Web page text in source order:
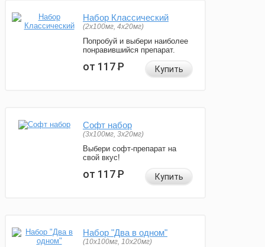
Набор Классический
(2x100мг, 4x20мг)
Попробуй и выбери наиболее
понравившийся препарат.
от 117Р Купить
Софт набор
(3x100мг, 3x20мг)
Выбери софт-препарат на
свой вкус!
от 117Р Купить
Набор "Два в одном"
(10x100мг, 10x20мг)